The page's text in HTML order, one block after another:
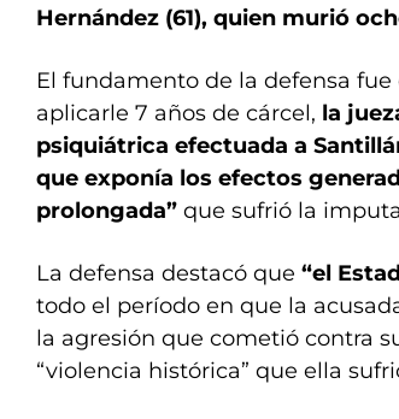
Hernández (61), quien murió
El fundamento de la defensa
aplicarle 7 años de cárcel, la
psiquiátrica efectuada a
que exponía los efectos
prolongada” que sufrió la
La defensa destacó que “el
todo el período en que la
la agresión que cometió contra
“violencia histórica” que ella